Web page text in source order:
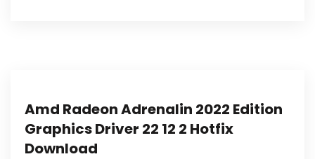
Amd Radeon Adrenalin 2022 Edition
Graphics Driver 22 12 2 Hotfix
Download